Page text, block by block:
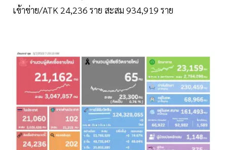
เข้าข่าย/ATK 24,236 ราย สะสม 934,919 ราย